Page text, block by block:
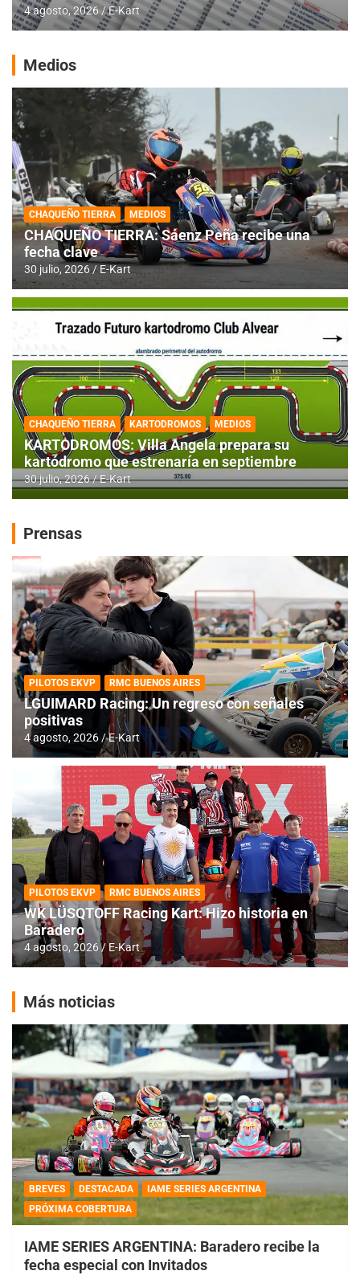
4 agosto, 2026 E-Kart
Medios
CHAQUEÑO TIERRA MEDIOS
CHAQUEÑO TIERRA: Sáenz Peña recibe una
fecha clave
30 julio, 2026 E-Kart
CHAQUEÑO TIERRA KARTODROMOS MEDIOS
KARTODROMOS: Villa Angela prepara su
kartódromo que estrenaría en septiembre
30 julio, 2026 E-Kart
Prensas
PILOTOS EKVP RMC BUENOS AIRES
LGUIMARD Racing: Un regreso con señales
positivas
4 agosto, 2026 E-Kart
PILOTOS EKVP RMC BUENOS AIRES
WK LÜSQTOFF Racing Kart: Hizo historia en
Baradero
4 agosto, 2026 E-Kart
Más noticias
BREVES DESTACADA
IAME SERIES ARGENTINA
PRÓXIMA COBERTURA
IAME SERIES ARGENTINA: Baradero recibe la
fecha especial con Invitados